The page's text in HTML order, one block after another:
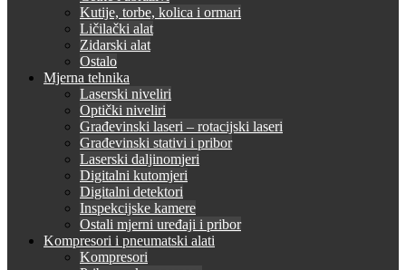
Kutije, torbe, kolica i ormari
Ličilački alat
Zidarski alat
Ostalo
Mjerna tehnika
Laserski niveliri
Optički niveliri
Građevinski laseri – rotacijski laseri
Građevinski stativi i pribor
Laserski daljinomjeri
Digitalni kutomjeri
Digitalni detektori
Inspekcijske kamere
Ostali mjerni uređaji i pribor
Kompresori i pneumatski alati
Kompresori